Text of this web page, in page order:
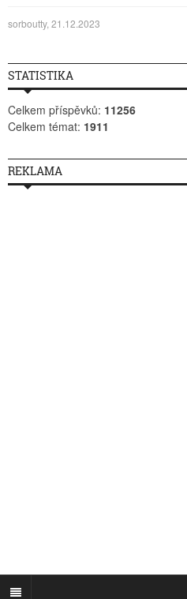
sorboutty, 21.12.2023
STATISTIKA
Celkem příspěvků: 11256
Celkem témat: 1911
REKLAMA